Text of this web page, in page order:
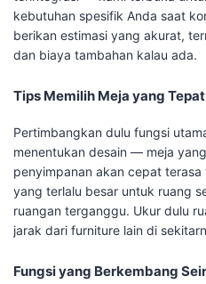
kebutuhan spesifik Anda saat
berikan estimasi yang akurat,
dan biaya tambahan kalau ada.
Tips Memilih Meja yang Tepat
Pertimbangkan dulu fungsi
menentukan desain — meja
penyimpanan akan cepat
yang terlalu besar untuk ruang
ruangan terganggu. Ukur dulu
jarak dari furniture lain di
Fungsi yang Berkembang